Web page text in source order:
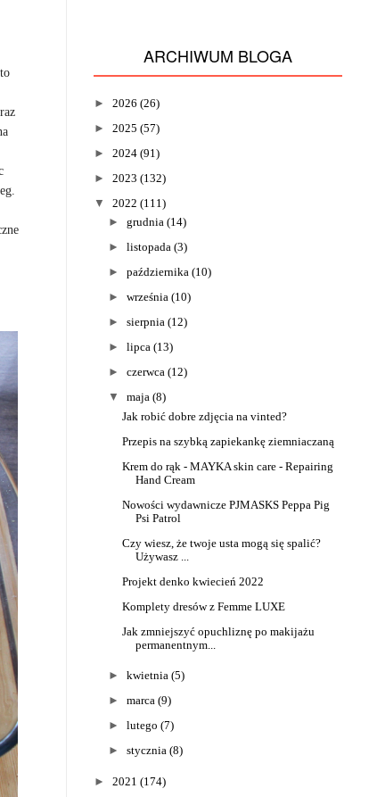
ARCHIWUM BLOGA
► 2026 (26)
► 2025 (57)
► 2024 (91)
► 2023 (132)
▼
2022 (111)
► grudnia (14)
► listopada (3)
► października (10)
► września (10)
► sierpnia (12)
► lipca (13)
► czerwca (12)
▼
maja (8)
Jak robić dobre zdjęcia na vinted?
Przepis na szybką zapiekankę ziemniaczaną
Krem do rąk - MAYKA skin care - Repairing
Hand Cream
Nowości wydawnicze PJMASKS Peppa Pig
Psi Patrol
Czy wiesz, że twoje usta mogą się spalić?
Używasz ...
Projekt denko kwiecień 2022
Komplety dresów z Femme LUXE
Jak zmniejszyć opuchliznę po makijażu
permanentnym...
► kwietnia (5)
► marca (9)
► lutego (7)
► stycznia (8)
► 2021 (174)